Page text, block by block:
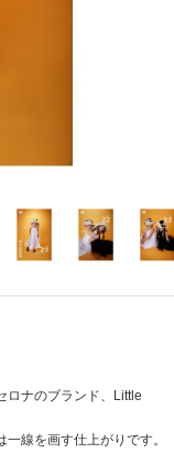
ロナのブランド、Little
線を画す仕上がりです。